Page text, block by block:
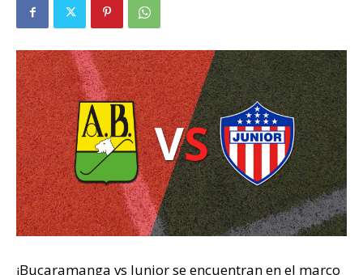
¡Bucaramanga vs Junior se encuentran en el marco